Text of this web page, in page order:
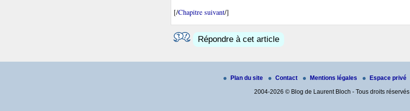
[/Chapitre suivant/]
Répondre à cet article
Plan du site Contact Mentions légales
Espace privé
2004-2026 © Blog de Laurent Bloch - Tous droits réservés